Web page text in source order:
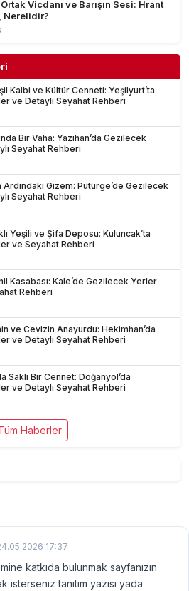
Vicdanı ve Barışın Sesi: Hrant
Nerelidir?
Kalbi ve Kültür Cenneti: Yeşilyurt’ta
ve Detaylı Seyahat Rehberi
Bir Vaha: Yazıhan’da Gezilecek
Seyahat Rehberi
Ardındaki Gizem: Pütürge’de Gezilecek
Seyahat Rehberi
Yeşili ve Şifa Deposu: Kuluncak’ta
ve Seyahat Rehberi
Kasabası: Kale’de Gezilecek Yerler
Rehberi
ve Cevizin Anayurdu: Hekimhan’da
ve Detaylı Seyahat Rehberi
Saklı Bir Cennet: Doğanyol’da
ve Detaylı Seyahat Rehberi
Haberler
17:37
katkıda bulunmak sayfanızın
isterseniz tanıtım yazısı yada